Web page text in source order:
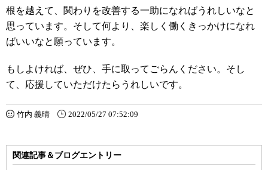
根を越えて、関わりを改善する一助になればうれしいなと
思っています。そして何より、楽しく働くきっかけになれ
ばいいなと願っています。
もしよければ、ぜひ、手に取ってごらんください。そし
て、応援していただけたらうれしいです。
竹内 義晴 2022/05/27 07:52:09
関連記事＆ブログエントリー